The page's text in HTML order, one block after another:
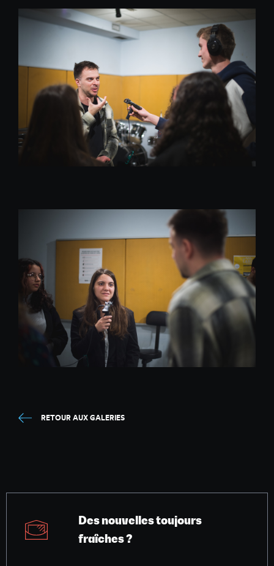
RETOUR AUX GALERIES
Des nouvelles toujours
fraîches ?